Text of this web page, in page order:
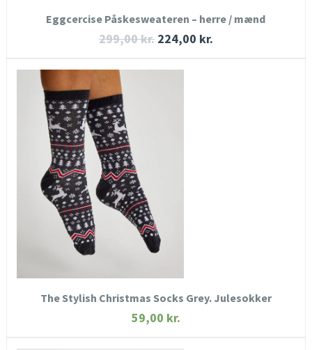
Eggcercise Påskesweateren – herre / mænd
299,00kr. 224,00 kr.
HURTIGT KIG
The Stylish Christmas Socks Grey. Julesokker
59,00 kr.